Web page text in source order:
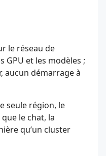
le réseau de
GPU et les modèles ;
aucun démarrage à
seule région, le
le chat, la
qu’un cluster